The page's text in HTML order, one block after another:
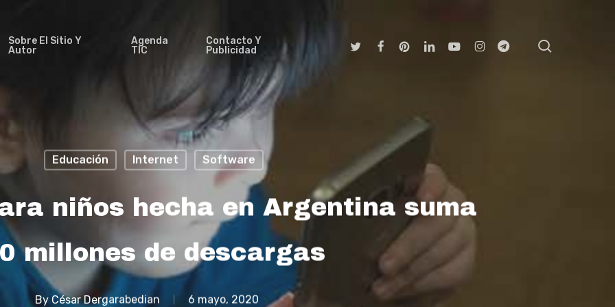
Sobre El Sitio Y
Autor
Agenda
TIC
Contacto Y
Publicidad
TwitterFacebookPinterestLinkedinYoutubeInstagramTelegram
Educación Internet Software
niños hecha en Argentina suma
millones de descargas
By César Dergarabedian 6 mayo, 2020